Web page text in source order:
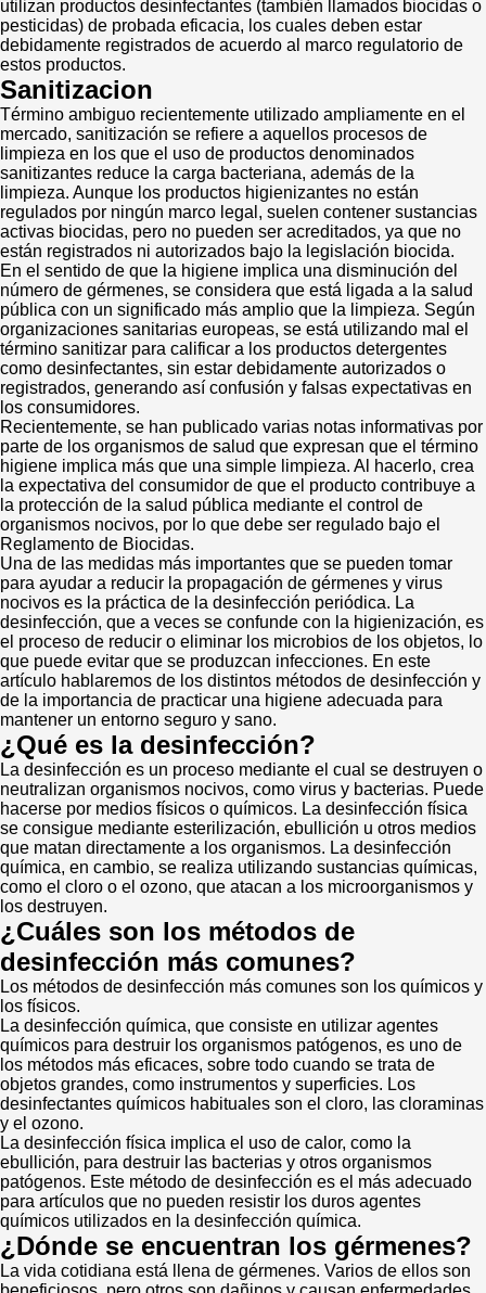
utilizan productos desinfectantes (también llamados biocidas o
pesticidas) de probada eficacia, los cuales deben estar
debidamente registrados de acuerdo al marco regulatorio de
estos productos.
Sanitizacion
Término ambiguo recientemente utilizado ampliamente en el
mercado, sanitización se refiere a aquellos procesos de
limpieza en los que el uso de productos denominados
sanitizantes reduce la carga bacteriana, además de la
limpieza. Aunque los productos higienizantes no están
regulados por ningún marco legal, suelen contener sustancias
activas biocidas, pero no pueden ser acreditados, ya que no
están registrados ni autorizados bajo la legislación biocida.
En el sentido de que la higiene implica una disminución del
número de gérmenes, se considera que está ligada a la salud
pública con un significado más amplio que la limpieza. Según
organizaciones sanitarias europeas, se está utilizando mal el
término sanitizar para calificar a los productos detergentes
como desinfectantes, sin estar debidamente autorizados o
registrados, generando así confusión y falsas expectativas en
los consumidores.
Recientemente, se han publicado varias notas informativas por
parte de los organismos de salud que expresan que el término
higiene implica más que una simple limpieza. Al hacerlo, crea
la expectativa del consumidor de que el producto contribuye a
la protección de la salud pública mediante el control de
organismos nocivos, por lo que debe ser regulado bajo el
Reglamento de Biocidas.
Una de las medidas más importantes que se pueden tomar
para ayudar a reducir la propagación de gérmenes y virus
nocivos es la práctica de la desinfección periódica. La
desinfección, que a veces se confunde con la higienización, es
el proceso de reducir o eliminar los microbios de los objetos, lo
que puede evitar que se produzcan infecciones. En este
artículo hablaremos de los distintos métodos de desinfección y
de la importancia de practicar una higiene adecuada para
mantener un entorno seguro y sano.
¿Qué es la desinfección?
La desinfección es un proceso mediante el cual se destruyen o
neutralizan organismos nocivos, como virus y bacterias. Puede
hacerse por medios físicos o químicos. La desinfección física
se consigue mediante esterilización, ebullición u otros medios
que matan directamente a los organismos. La desinfección
química, en cambio, se realiza utilizando sustancias químicas,
como el cloro o el ozono, que atacan a los microorganismos y
los destruyen.
¿Cuáles son los métodos de
desinfección más comunes?
Los métodos de desinfección más comunes son los químicos y
los físicos.
La desinfección química, que consiste en utilizar agentes
químicos para destruir los organismos patógenos, es uno de
los métodos más eficaces, sobre todo cuando se trata de
objetos grandes, como instrumentos y superficies. Los
desinfectantes químicos habituales son el cloro, las cloraminas
y el ozono.
La desinfección física implica el uso de calor, como la
ebullición, para destruir las bacterias y otros organismos
patógenos. Este método de desinfección es el más adecuado
para artículos que no pueden resistir los duros agentes
químicos utilizados en la desinfección química.
¿Dónde se encuentran los gérmenes?
La vida cotidiana está llena de gérmenes. Varios de ellos son